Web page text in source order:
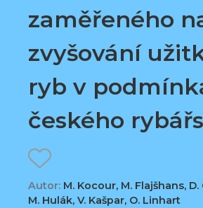
zaměřeného
zvyšování
ryb v
českého
Autor: M. Kocour, M. Flajšhans, D.
M. Hulák, V. Kašpar, O. Linhart